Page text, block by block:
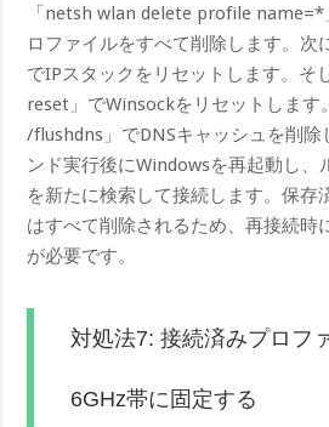
「netsh wlan delete profile
ロファイルをすべて削除します。次
でIPスタックをリセットします。そ
reset」でWinsockをリセットしま
/flushdns」でDNSキャッシュを削除
ンド実行後にWindowsを再起動し、
を新たに検索して接続します。保存
はすべて削除されるため、再接続時
が必要です。
対処法7: 接続済みプロフ
6GHz帯に固定する